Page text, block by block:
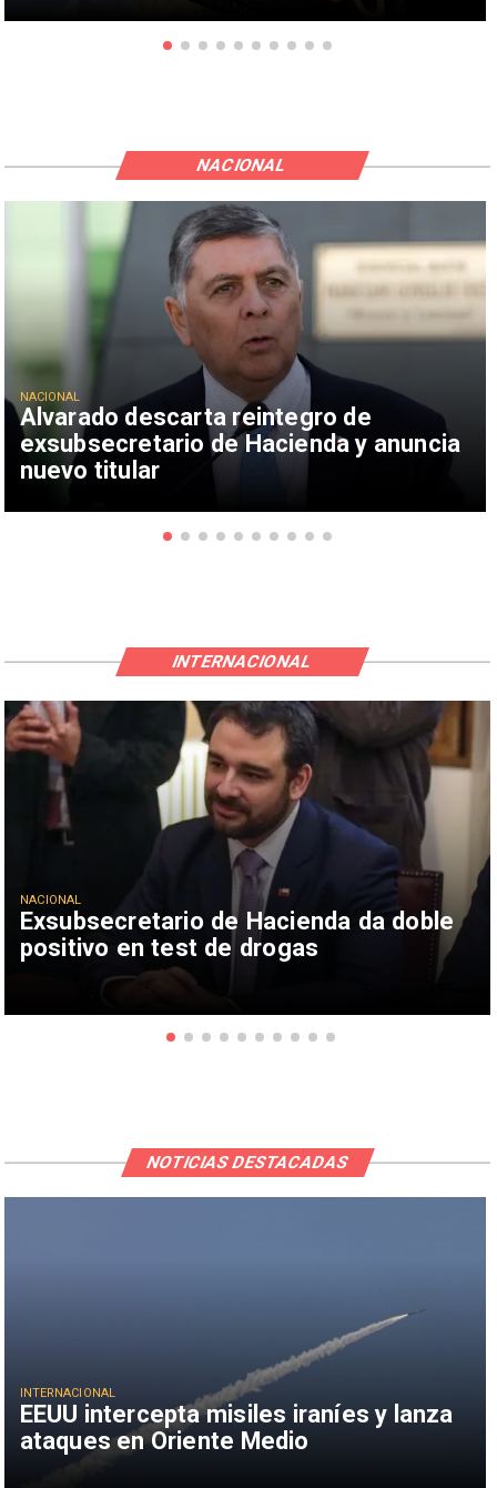
Alvarado descarta reintegro de
exsubsecretario de Hacienda y anuncia
nuevo titular
NACIONAL
NACIONAL
Exsubsecretario de Hacienda da doble
positivo en test de drogas
NACIONAL
INTERNACIONAL
EEUU intercepta misiles iraníes y lanza
ataques en Oriente Medio
INTERNACIONAL
NOTICIAS DESTACADAS